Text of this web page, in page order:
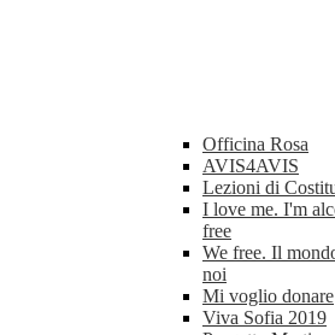
Officina Rosa
AVIS4AVIS
Lezioni di
I love me. I'm
free
We free. Il
noi
Mi voglio donare
Viva Sofia 2019